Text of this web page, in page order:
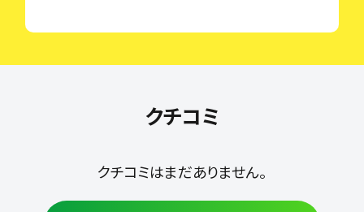
クチコミ
クチコミはまだありません。